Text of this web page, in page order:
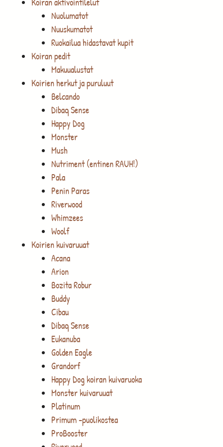
Nuolumatot
Nuuskumatot
Ruokailua hidastavat kupit
Koiran pedit
Makuualustat
Koirien herkut ja puruluut
Belcando
Dibaq Sense
Happy Dog
Monster
Mush
Nutriment (entinen RAUH!)
Pala
Penin Paras
Riverwood
Whimzees
Woolf
Koirien kuivaruuat
Acana
Arion
Bozita Robur
Buddy
Cibau
Dibaq Sense
Eukanuba
Golden Eagle
Grandorf
Happy Dog koiran kuivaruoka
Monster kuivaruuat
Platinum
Primum -puolikostea
ProBooster